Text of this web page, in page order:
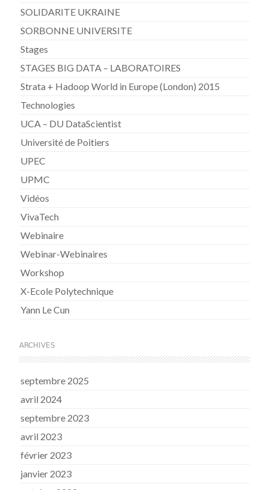
SOLIDARITE UKRAINE
SORBONNE UNIVERSITE
Stages
STAGES BIG DATA – LABORATOIRES
Strata + Hadoop World in Europe (London) 2015
Technologies
UCA – DU DataScientist
Université de Poitiers
UPEC
UPMC
Vidéos
VivaTech
Webinaire
Webinar-Webinaires
Workshop
X-Ecole Polytechnique
Yann Le Cun
ARCHIVES
septembre 2025
avril 2024
septembre 2023
avril 2023
février 2023
janvier 2023